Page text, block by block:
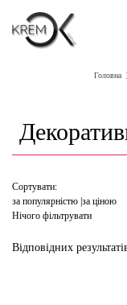
Головна
Сортувати:
за популярністю за ціною
Нічого фільтрувати
Відповідних